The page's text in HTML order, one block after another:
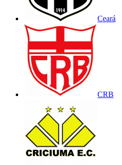
Ceará
CRB